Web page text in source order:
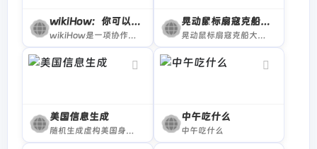
wikiHow：你可以信赖的万事指南
wikiHow是一项协作项目，目标是建立世界最大的最高质量的指导手册。无论您想做什么，我们的多语种指导手册都可以为您提供免费的逐步指导。
晃动鼠标扇寇克船大嘴巴子
晃动鼠标扇寇克船大嘴巴子
美国信息生成
随机生成虚构美国身份，包括姓名，地址，电话，职称，信用卡，身高，体重等信息，获取美国人信息，获取美国人地址
中午吃什么
中午吃什么